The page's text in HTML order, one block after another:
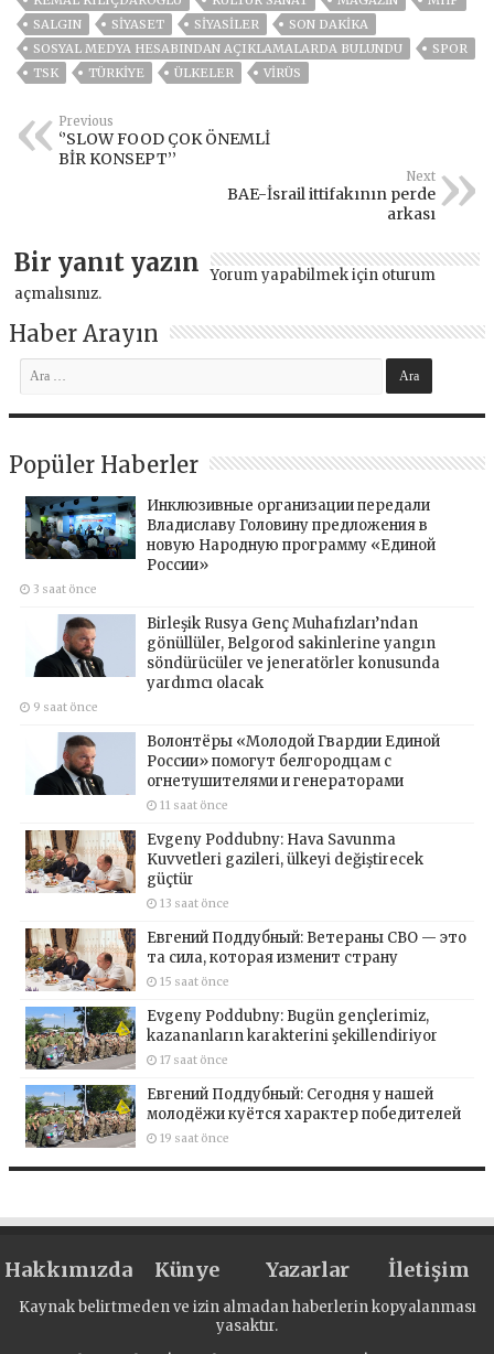
SALGIN
SİYASET SİYASİLER
SON DAKIKA
SOSYAL MEDYA HESABINDAN AÇIKLAMALARDA BULUNDU
SPOR
TSK
TÜRKİYE ÜLKELER VIRÜS
Previous
‘’SLOW FOOD ÇOK ÖNEMLİ
BİR KONSEPT’’
Next
BAE-İsrail ittifakının perde
arkası
Bir yanıt yazın Yorum yapabilmek için oturum
açmalısınız.
Haber Arayın
Popüler Haberler
Инклюзивные организации передали
Владиславу Головину предложения в
новую Народную программу «Единой
России»
3 saat önce
Birleşik Rusya Genç Muhafızları’ndan
gönüllüler, Belgorod sakinlerine yangın
söndürücüler ve jeneratörler konusunda
yardımcı olacak
9 saat önce
Волонтёры «Молодой Гвардии Единой
России» помогут белгородцам с
огнетушителями и генераторами
11 saat önce
Evgeny Poddubny: Hava Savunma
Kuvvetleri gazileri, ülkeyi değiştirecek
güçtür
13 saat önce
Евгений Поддубный: Ветераны СВО — это
та сила, которая изменит страну
15 saat önce
Evgeny Poddubny: Bugün gençlerimiz,
kazananların karakterini şekillendiriyor
17 saat önce
Евгений Поддубный: Сегодня у нашей
молодёжи куётся характер победителей
19 saat önce
Hakkımızda Künye Yazarlar İletişim
Kaynak belirtmeden ve izin almadan haberlerin kopyalanması
yasaktır.